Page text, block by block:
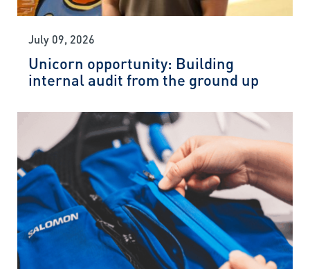
July 09, 2026
Unicorn opportunity: Building
internal audit from the ground up